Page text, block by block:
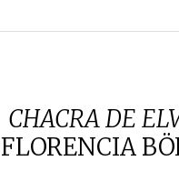
CHACRA DE
FLORENCIA